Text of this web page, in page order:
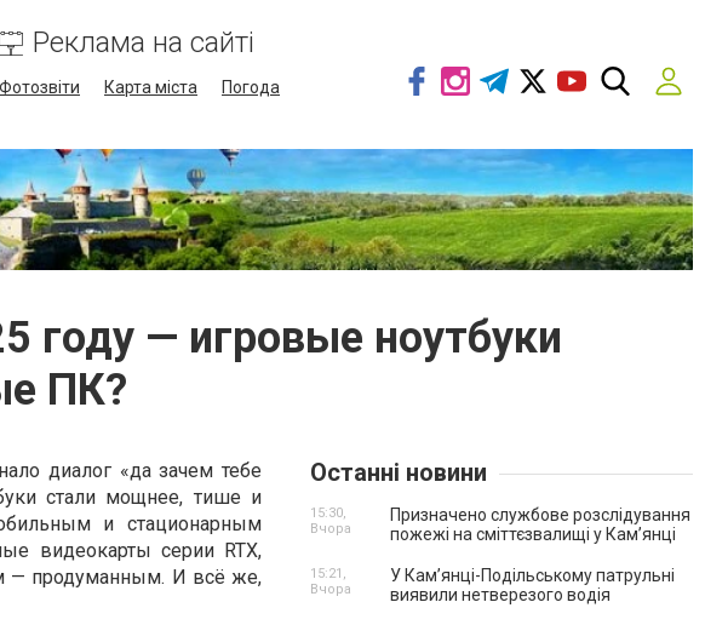
Реклама на сайті
Фотозвіти Карта міста
Погода
году — игровые ноутбуки
ПК?
диалог «да зачем тебе
стали мощнее, тише и
и стационарным
видеокарты серии RTX,
— продуманным. И всё же,
Останні новини
Призначено службове розслідування
пожежі на сміттєзвалищі у Кам’янці
15:30,
Вчора
У Кам’янці-Подільському патрульні
виявили нетверезого водія
15:21,
Вчора